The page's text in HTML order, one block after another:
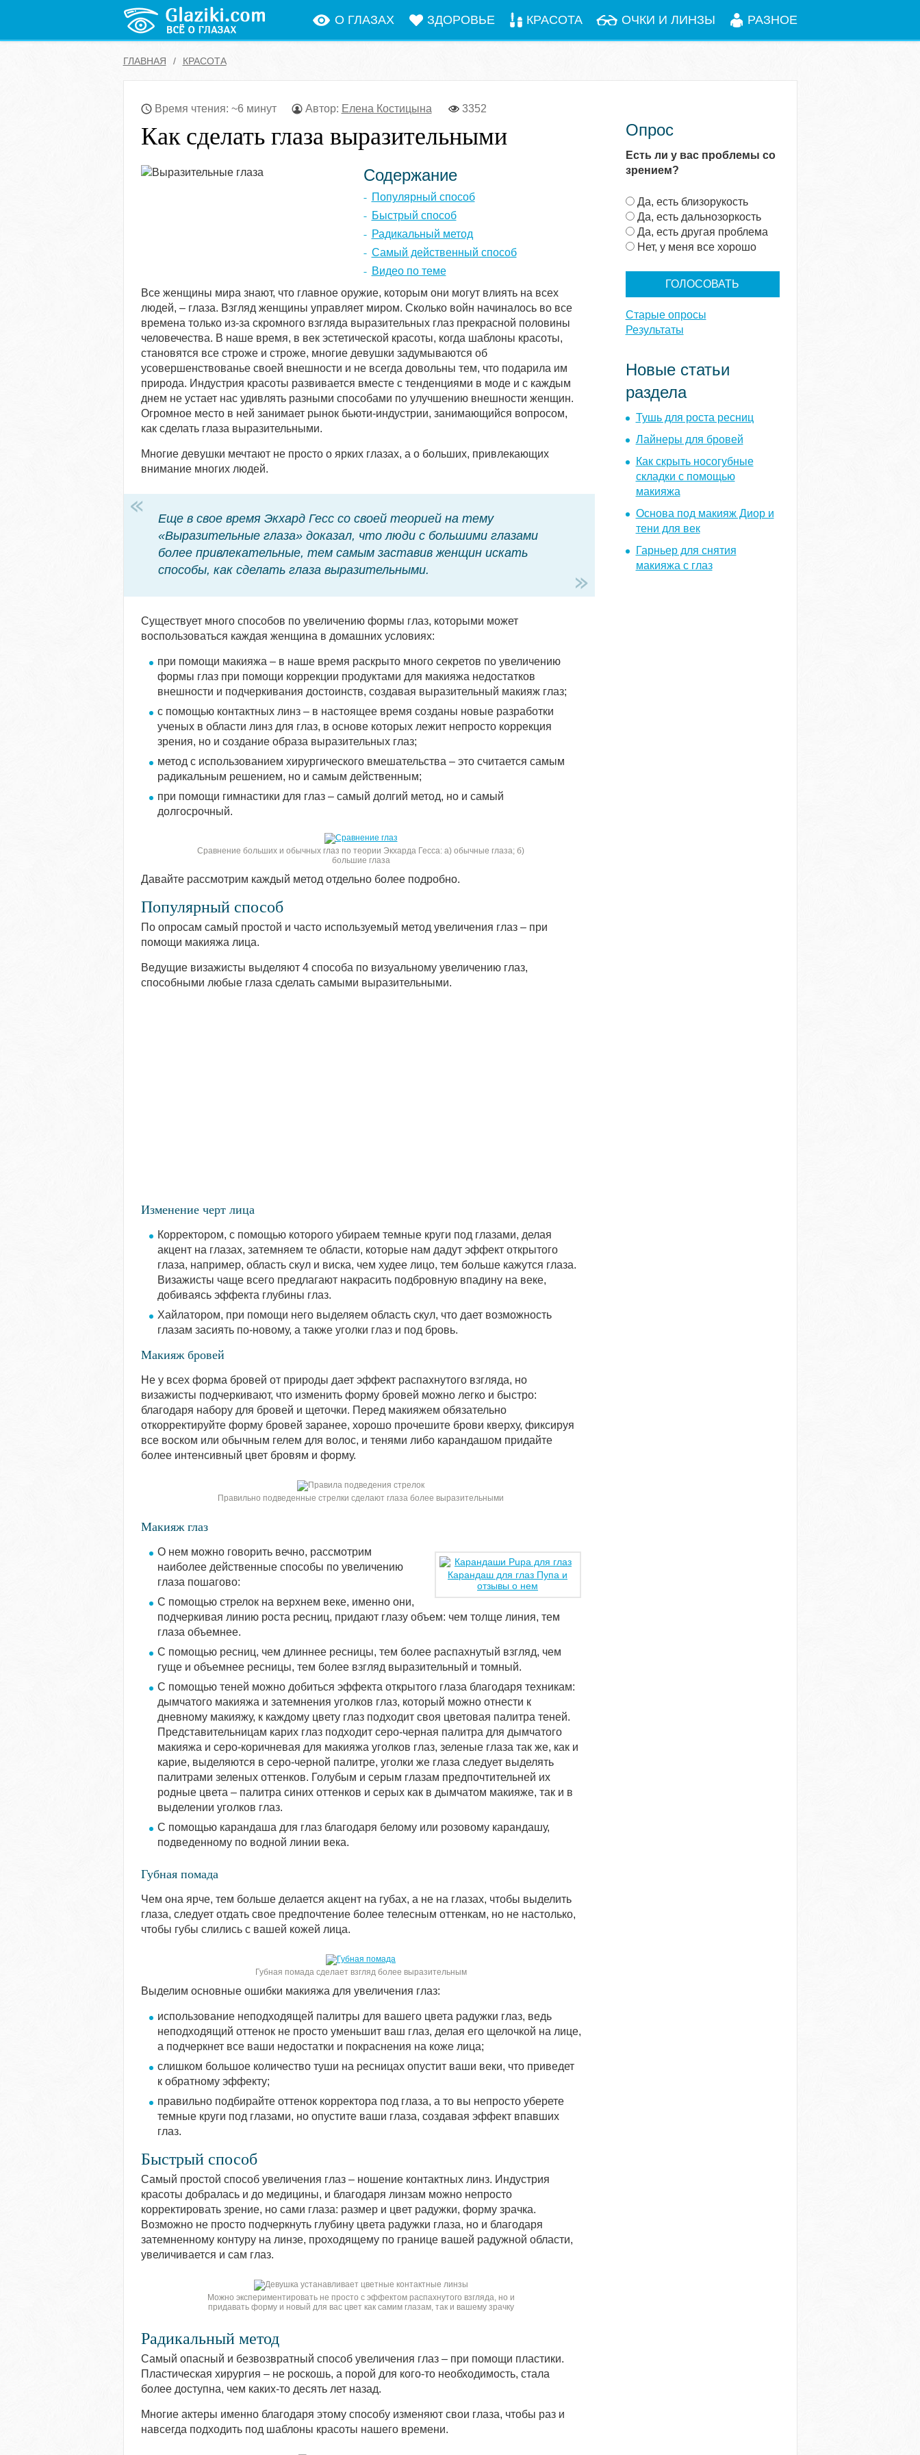
О ГЛАЗАХ ЗДОРОВЬЕ КРАСОТА ОЧКИ И ЛИНЗЫ РАЗНОЕ
ГЛАВНАЯ КРАСОТА
Время чтения: ~6 минут Автор: Елена Костицына 3352
Как сделать глаза выразительными
Содержание
Популярный способ
Быстрый способ
Радикальный метод
Самый действенный способ
Видео по теме
Все женщины мира знают, что главное оружие, которым они могут влиять на всех
людей, – глаза. Взгляд женщины управляет миром. Сколько войн начиналось во все
времена только из-за скромного взгляда выразительных глаз прекрасной половины
человечества. В наше время, в век эстетической красоты, когда шаблоны красоты,
становятся все строже и строже, многие девушки задумываются об
усовершенствованье своей внешности и не всегда довольны тем, что подарила им
природа. Индустрия красоты развивается вместе с тенденциями в моде и с каждым
днем не устает нас удивлять разными способами по улучшению внешности женщин.
Огромное место в ней занимает рынок бьюти-индустрии, занимающийся вопросом,
как сделать глаза выразительными.
Многие девушки мечтают не просто о ярких глазах, а о больших, привлекающих
внимание многих людей.
Еще в свое время Экхард Гесс со своей теорией на тему
«Выразительные глаза» доказал, что люди с большими глазами
более привлекательные, тем самым заставив женщин искать
способы, как сделать глаза выразительными.
Существует много способов по увеличению формы глаз, которыми может
воспользоваться каждая женщина в домашних условиях:
при помощи макияжа – в наше время раскрыто много секретов по увеличению
формы глаз при помощи коррекции продуктами для макияжа недостатков
внешности и подчеркивания достоинств, создавая выразительный макияж глаз;
с помощью контактных линз – в настоящее время созданы новые разработки
ученых в области линз для глаз, в основе которых лежит непросто коррекция
зрения, но и создание образа выразительных глаз;
метод с использованием хирургического вмешательства – это считается самым
радикальным решением, но и самым действенным;
при помощи гимнастики для глаз – самый долгий метод, но и самый
долгосрочный.
Сравнение больших и обычных глаз по теории Экхарда Гесса: а) обычные глаза; б)
большие глаза
Давайте рассмотрим каждый метод отдельно более подробно.
Популярный способ
По опросам самый простой и часто используемый метод увеличения глаз – при
помощи макияжа лица.
Ведущие визажисты выделяют 4 способа по визуальному увеличению глаз,
способными любые глаза сделать самыми выразительными.
Изменение черт лица
Корректором, с помощью которого убираем темные круги под глазами, делая
акцент на глазах, затемняем те области, которые нам дадут эффект открытого
глаза, например, область скул и виска, чем худее лицо, тем больше кажутся глаза.
Визажисты чаще всего предлагают накрасить подбровную впадину на веке,
добиваясь эффекта глубины глаз.
Хайлатором, при помощи него выделяем область скул, что дает возможность
глазам засиять по-новому, а также уголки глаз и под бровь.
Макияж бровей
Не у всех форма бровей от природы дает эффект распахнутого взгляда, но
визажисты подчеркивают, что изменить форму бровей можно легко и быстро:
благодаря набору для бровей и щеточки. Перед макияжем обязательно
откорректируйте форму бровей заранее, хорошо прочешите брови кверху, фиксируя
все воском или обычным гелем для волос, и тенями либо карандашом придайте
более интенсивный цвет бровям и форму.
Правильно подведенные стрелки сделают глаза более выразительными
Макияж глаз
Карандаш для глаз Пупа и
отзывы о нем
О нем можно говорить вечно, рассмотрим
наиболее действенные способы по увеличению
глаза пошагово:
С помощью стрелок на верхнем веке, именно они,
подчеркивая линию роста ресниц, придают глазу объем: чем толще линия, тем
глаза объемнее.
С помощью ресниц, чем длиннее ресницы, тем более распахнутый взгляд, чем
гуще и объемнее ресницы, тем более взгляд выразительный и томный.
С помощью теней можно добиться эффекта открытого глаза благодаря техникам:
дымчатого макияжа и затемнения уголков глаз, который можно отнести к
дневному макияжу, к каждому цвету глаз подходит своя цветовая палитра теней.
Представительницам карих глаз подходит серо-черная палитра для дымчатого
макияжа и серо-коричневая для макияжа уголков глаз, зеленые глаза так же, как и
карие, выделяются в серо-черной палитре, уголки же глаза следует выделять
палитрами зеленых оттенков. Голубым и серым глазам предпочтительней их
родные цвета – палитра синих оттенков и серых как в дымчатом макияже, так и в
выделении уголков глаз.
С помощью карандаша для глаз благодаря белому или розовому карандашу,
подведенному по водной линии века.
Губная помада
Чем она ярче, тем больше делается акцент на губах, а не на глазах, чтобы выделить
глаза, следует отдать свое предпочтение более телесным оттенкам, но не настолько,
чтобы губы слились с вашей кожей лица.
Губная помада сделает взгляд более выразительным
Выделим основные ошибки макияжа для увеличения глаз:
использование неподходящей палитры для вашего цвета радужки глаз, ведь
неподходящий оттенок не просто уменьшит ваш глаз, делая его щелочкой на лице,
а подчеркнет все ваши недостатки и покраснения на коже лица;
слишком большое количество туши на ресницах опустит ваши веки, что приведет
к обратному эффекту;
правильно подбирайте оттенок корректора под глаза, а то вы непросто уберете
темные круги под глазами, но опустите ваши глаза, создавая эффект впавших
глаз.
Быстрый способ
Самый простой способ увеличения глаз – ношение контактных линз. Индустрия
красоты добралась и до медицины, и благодаря линзам можно непросто
корректировать зрение, но сами глаза: размер и цвет радужки, форму зрачка.
Возможно не просто подчеркнуть глубину цвета радужки глаза, но и благодаря
затемненному контуру на линзе, проходящему по границе вашей радужной области,
увеличивается и сам глаз.
Можно экспериментировать не просто с эффектом распахнутого взгляда, но и
придавать форму и новый для вас цвет как самим глазам, так и вашему зрачку
Радикальный метод
Самый опасный и безвозвратный способ увеличения глаз – при помощи пластики.
Пластическая хирургия – не роскошь, а порой для кого-то необходимость, стала
более доступна, чем каких-то десять лет назад.
Многие актеры именно благодаря этому способу изменяют свои глаза, чтобы раз и
навсегда подходить под шаблоны красоты нашего времени.
Опрос
Есть ли у вас проблемы со
зрением?
В
а
р
и
Да, есть близорукость
Да, есть дальнозоркость
Да, есть другая проблема
Нет, у меня все хорошо
Старые опросы
Результаты
Новые статьи
раздела
Тушь для роста ресниц
Лайнеры для бровей
Как скрыть носогубные
складки с помощью
макияжа
Основа под макияж Диор и
тени для век
Гарньер для снятия
макияжа с глаз